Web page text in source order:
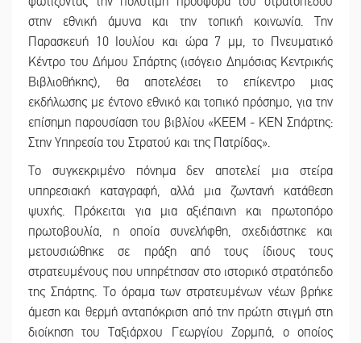
στην εθνική άμυνα και την τοπική κοινωνία. Την
Παρασκευή 10 Ιουλίου και ώρα 7 μμ, το Πνευματικό
Κέντρο του Δήμου Σπάρτης (ισόγειο Δημόσιας Κεντρικής
Βιβλιοθήκης), θα αποτελέσει το επίκεντρο μιας
εκδήλωσης με έντονο εθνικό και τοπικό πρόσημο, για την
επίσημη παρουσίαση του βιβλίου «ΚΕΕΜ - ΚΕΝ Σπάρτης:
Στην Υπηρεσία του Στρατού και της Πατρίδας».
Το συγκεκριμένο πόνημα δεν αποτελεί μια στείρα
υπηρεσιακή καταγραφή, αλλά μια ζωντανή κατάθεση
ψυχής. Πρόκειται για μια αξιέπαινη και πρωτοπόρο
πρωτοβουλία, η οποία συνελήφθη, σχεδιάστηκε και
μετουσιώθηκε σε πράξη από τους ίδιους τους
στρατευμένους που υπηρέτησαν στο ιστορικό στρατόπεδο
της Σπάρτης. Το όραμα των στρατευμένων νέων βρήκε
άμεση και θερμή ανταπόκριση από την πρώτη στιγμή στη
διοίκηση του Ταξιάρχου Γεωργίου Ζορμπά, ο οποίος